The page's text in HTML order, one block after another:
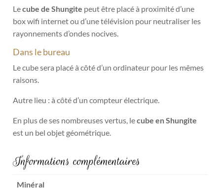
Lecube de Shungite peut être placé à proximité d’une
box wifi internet ou d’une télévision pour neutraliser les
rayonnements d’ondes nocives.
Dans le bureau
Le cube sera placé à côté d’un ordinateur pour les mêmes
raisons.
Autre lieu :à côté d’un compteur électrique.
En plus de ses nombreuses vertus, lecube en Shungite
est un bel objet géométrique.
Informations complémentaires
Minéral